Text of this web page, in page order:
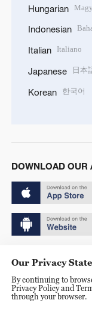
Hungarian
Indonesian
Italian Italiano
Japanese 日本
Korean 한국어
DOWNLOAD OUR
京ICP备20000184号
京公网安备
Our Privacy
By continuing to
Privacy Policy and
through your browser.